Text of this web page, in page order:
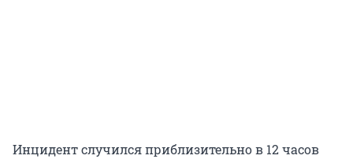
Инцидент случился приблизительно в 12 часов